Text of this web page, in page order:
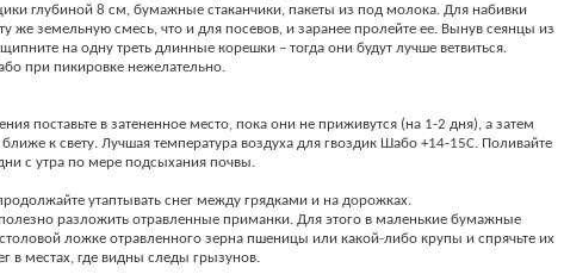
глубиной 8 см, бумажные стаканчики, пакеты из под молока. Для набивки
же земельную смесь, что и для посевов, и заранее пролейте ее. Вынув сеянцы из
на одну треть длинные корешки – тогда они будут лучше ветвиться.
при пикировке нежелательно.
поставьте в затененное место, пока они не приживутся (на 1-2 дня), а затем
к свету. Лучшая температура воздуха для гвоздик Шабо +14-15С. Поливайте
с утра по мере подсыхания почвы.
утаптывать снег между грядками и на дорожках.
разложить отравленные приманки. Для этого в маленькие бумажные
ложке отравленного зерна пшеницы или какой-либо крупы и спрячьте их
в местах, где видны следы грызунов.